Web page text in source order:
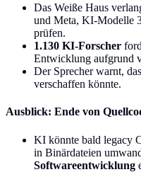
Das Weiße Haus
und Meta, KI-Modelle
prüfen.
1.130 KI-Forscher
Entwicklung aufgrund
Der Sprecher warnt,
verschaffen könnte.
Ausblick: Ende von
KI könnte bald legacy
in Binärdateien
Softwareentwicklung